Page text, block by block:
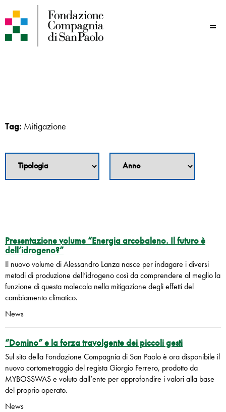
Tag: Mitigazione
Presentazione volume “Energia arcobaleno. Il futuro è
dell’idrogeno?”
Il nuovo volume di Alessandro Lanza nasce per indagare i diversi
metodi di produzione dell’idrogeno così da comprendere al meglio la
funzione di questa molecola nella mitigazione degli effetti del
cambiamento climatico.
News
“Domino” e la forza travolgente dei piccoli gesti
Sul sito della Fondazione Compagnia di San Paolo è ora disponibile il
nuovo cortometraggio del regista Giorgio Ferrero, prodotto da
MYBOSSWAS e voluto dall’ente per approfondire i valori alla base
del proprio operato.
News